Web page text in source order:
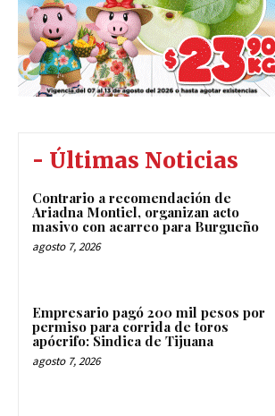
- Últimas Noticias
Contrario a recomendación de
Ariadna Montiel, organizan acto
masivo con acarreo para Burgueño
agosto 7, 2026
Empresario pagó 200 mil pesos por
permiso para corrida de toros
apócrifo: Sindica de Tijuana
agosto 7, 2026